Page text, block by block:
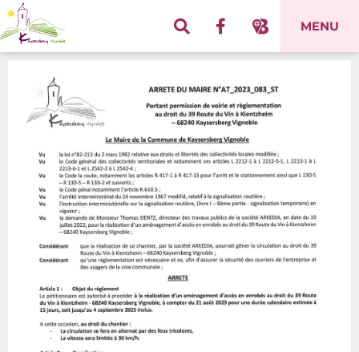
MENU
Panneau de gestion des cookies